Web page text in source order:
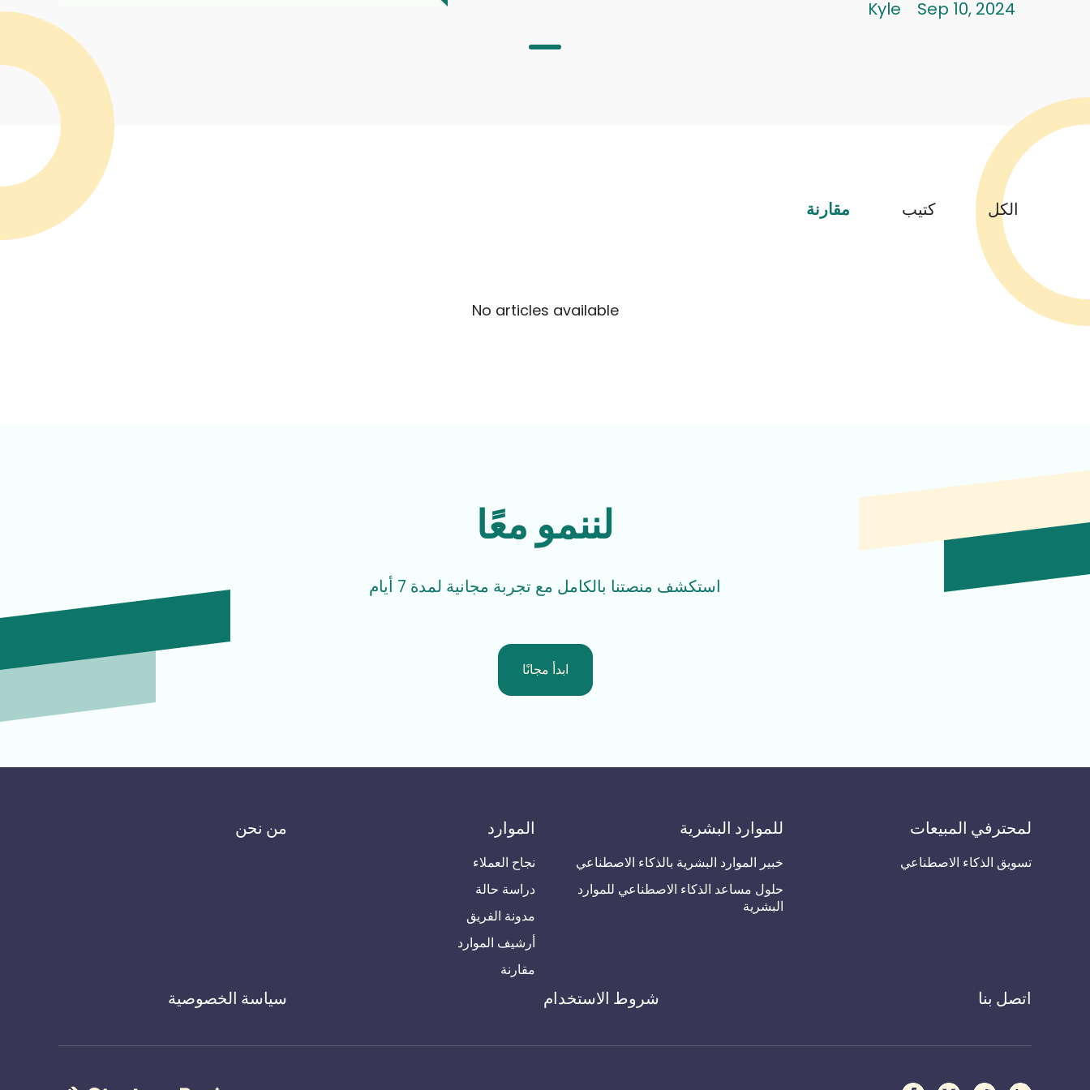
Kyle Sep 10, 2024
الكل كتيب مقارنة
No articles available
لننمو معًا
استكشف منصتنا بالكامل مع تجربة مجانية لمدة 7 أيام
ابدأ مجانًا
لمحترفي المبيعات
تسويق الذكاء الاصطناعي
للموارد البشرية
خبير الموارد البشرية بالذكاء الاصطناعي
حلول مساعد الذكاء الاصطناعي للموارد
البشرية
الموارد
نجاح العملاء
دراسة حالة
مدونة الفريق
أرشيف الموارد
مقارنة
من نحن
اتصل بنا شروط الاستخدام سياسة الخصوصية